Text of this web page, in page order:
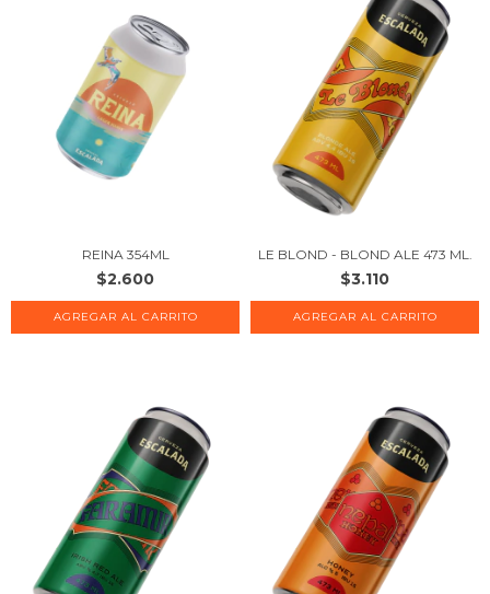
REINA 354ML
$2.600
LE BLOND - BLOND ALE 473 ML.
$3.110